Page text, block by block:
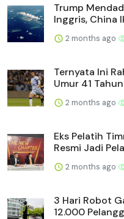
Trump
Inggris, China
2 months ago
Ternyata Ini
Umur 41
2 months ago
Eks Pelatih
Resmi Jadi
2 months ago
3 Hari Robot
12.000